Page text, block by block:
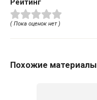
Рейтинг
( Пока оценок нет )
Похожие материалы